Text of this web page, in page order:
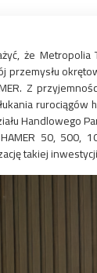
że
przemysłu
Z
rurociągów
Handlowego
50, 500,
takiej